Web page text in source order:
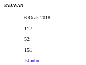
PADAVAN
6 Ocak 2018
117
52
151
İstanbul